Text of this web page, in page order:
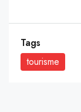
Tags
tourisme